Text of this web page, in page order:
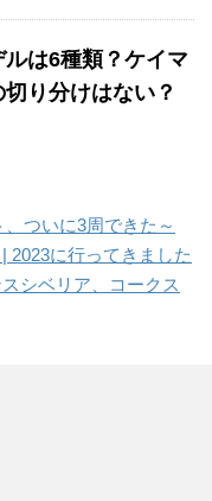
は6種類？ケイマ
り分けはない？
ついに3周できた～
2023に行ってきました
シベリア、コークス